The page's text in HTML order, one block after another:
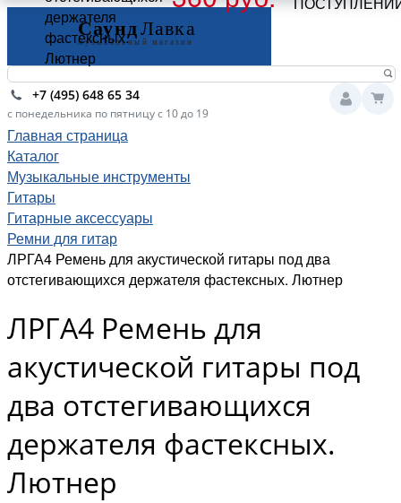
+7 (495) 648 65 34
с понедельника по пятницу с 10 до 19
Главная страница
Каталог
Музыкальные инструменты
Гитары
Гитарные аксессуары
Ремни для гитар
ЛРГА4 Ремень для акустической гитары под два
отстегивающихся держателя фастексных. Лютнер
ЛРГА4 Ремень для
акустической гитары под
два отстегивающихся
держателя фастексных.
Лютнер
держателя
фастексных.
Лютнер